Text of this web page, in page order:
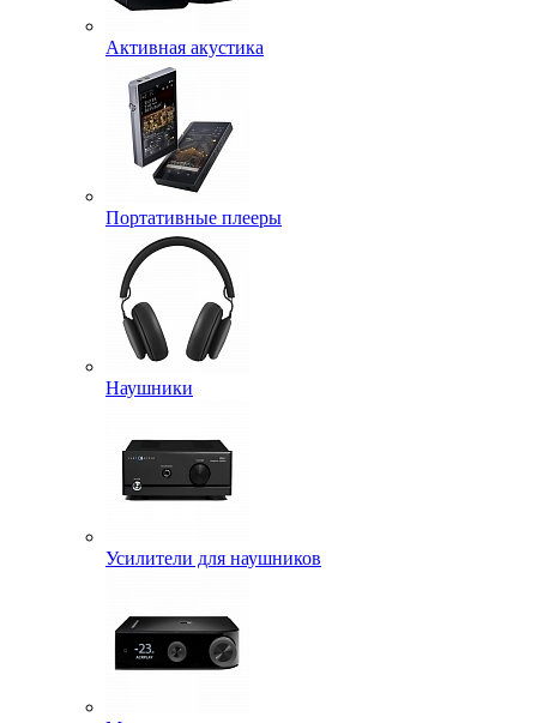
Активная акустика
Портативные плееры
Наушники
Усилители для наушников